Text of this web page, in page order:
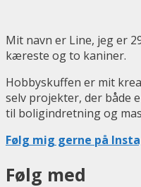
Mit navn er Line, jeg er
kæreste og to kaniner.
Hobbyskuffen er mit
selv projekter, der både
til boligindretning og
Følg mig gerne på
Følg med